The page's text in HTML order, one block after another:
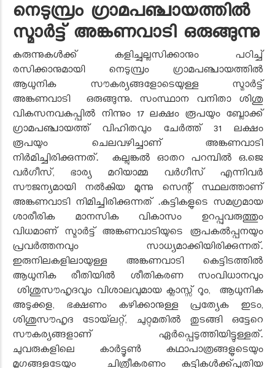
നെടുമ്പ്രം ഗ്രാമപഞ്ചായത്തില്‍
സ്മാര്‍ട്ട് അങ്കണവാടി ഒരുങ്ങുന്നു
കുരുന്നുകള്‍ക്ക് കളിച്ചുല്ലസിക്കാനും പഠിച്ച്
രസിക്കാനുമായി നെടുമ്പ്രം ഗ്രാമപഞ്ചായത്തില്‍
ആധുനിക സൗകര്യങ്ങളോടെയുള്ള സ്മാര്‍ട്ട്
അങ്കണവാടി ഒരുങ്ങുന്നു. സംസ്ഥാന വനിതാ ശിശു
വികസനവകുപ്പില്‍ നിന്നും 17 ലക്ഷം രൂപയും ബ്ലോക്ക്
ഗ്രാമപഞ്ചായത്ത് വിഹിതവും ചേര്‍ത്ത് 31 ലക്ഷം
രൂപയും ചെലവഴിച്ചാണ് അങ്കണവാടി
നിര്‍മിച്ചിരിക്കുന്നത്. കല്ലുങ്കല്‍ ഓതറ പറമ്പില്‍ ഒ.ജെ
വര്‍ഗീസ്, ഭാര്യ മറിയാമ്മ വര്‍ഗീസ് എന്നിവര്‍
സൗജന്യമായി നല്‍കിയ മൂന്നു സെന്റ് സ്ഥലത്താണ്
അങ്കണവാടി നിമിച്ചിരിക്കുന്നത് .കുട്ടികളുടെ സമഗ്രമായ
ശാരീരിക മാനസിക വികാസം ഉറപ്പുവരുത്തും
വിധമാണ് സ്മാര്‍ട്ട് അങ്കണവാടിയുടെ രൂപകല്‍പ്പനയും
പ്രവര്‍ത്തനവും സാധ്യമാക്കിയിരിക്കുന്നത്.
ഇരുനിലകളിലായുള്ള അങ്കണവാടി കെട്ടിടത്തില്‍
ആധുനിക രീതിയില്‍ ശീതികരണ സംവിധാനവും
ശിശുസൗഹൃദവും വിശാലവുമായ ക്ലാസ്സ് റൂം, ആധുനിക
അടുക്കള, ഭക്ഷണം കഴിക്കാനുള്ള പ്രത്യേക ഇടം,
ശിശുസൗഹൃദ ടോയ്‌ലറ്റ്, ചുറ്റുമതില്‍ തുടങ്ങി ഒട്ടേറെ
സൗകര്യങ്ങളാണ് ഏര്‍പ്പെടുത്തിയിട്ടുള്ളത്.
ചുവരുകളിലെ കാര്‍ട്ടൂണ്‍ കഥാപാത്രങ്ങളുടെയും